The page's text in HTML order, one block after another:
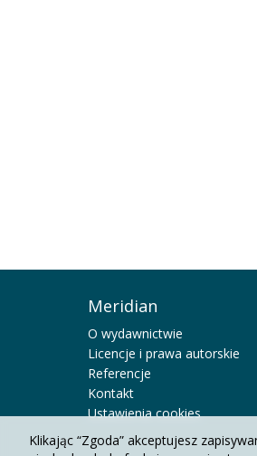
Meridian
O wydawnictwie
Licencje i prawa autorskie
Referencje
Kontakt
Ustawienia cookies
Klikając “Zgoda” akceptujesz